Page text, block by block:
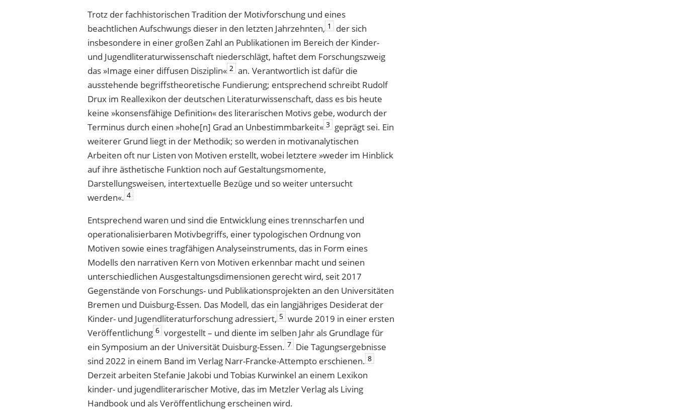
Trotz der fachhistorischen Tradition der Motivforschung und eines
beachtlichen Aufschwungs dieser in den letzten Jahrzehnten, 1
der sich
insbesondere in einer großen Zahl an Publikationen im Bereich der Kinder-
und Jugendliteraturwissenschaft niederschlägt, haftet dem Forschungszweig
das »Image einer diffusen Disziplin« 2 an. Verantwortlich ist dafür die
ausstehende begriffstheoretische Fundierung; entsprechend schreibt Rudolf
Drux im Reallexikon der deutschen Literaturwissenschaft, dass es bis heute
keine »konsensfähige Definition« des literarischen Motivs gebe, wodurch der
Terminus durch einen »hohe[n] Grad an Unbestimmbarkeit« 3 geprägt sei. Ein
weiterer Grund liegt in der Methodik; so werden in motivanalytischen
Arbeiten oft nur Listen von Motiven erstellt, wobei letztere »weder im Hinblick
auf ihre ästhetische Funktion noch auf Gestaltungsmomente,
Darstellungsweisen, intertextuelle Bezüge und so weiter untersucht
werden«. 4
Entsprechend waren und sind die Entwicklung eines trennscharfen und
operationalisierbaren Motivbegriffs, einer typologischen Ordnung von
Motiven sowie eines tragfähigen Analyseinstruments, das in Form eines
Modells den narrativen Kern von Motiven erkennbar macht und seinen
unterschiedlichen Ausgestaltungsdimensionen gerecht wird, seit 2017
Gegenstände von Forschungs- und Publikationsprojekten an den Universitäten
Bremen und Duisburg-Essen. Das Modell, das ein langjähriges Desiderat der
Kinder- und Jugendliteraturforschung adressiert, 5 wurde 2019 in einer ersten
Veröffentlichung 6 vorgestellt – und diente im selben Jahr als Grundlage für
ein Symposium an der Universität Duisburg-Essen. 7 Die Tagungsergebnisse
sind 2022 in einem Band im Verlag Narr-Francke-Attempto erschienen. 8
Derzeit arbeiten Stefanie Jakobi und Tobias Kurwinkel an einem Lexikon
kinder- und jugendliterarischer Motive, das im Metzler Verlag als Living
Handbook und als Veröffentlichung erscheinen wird.